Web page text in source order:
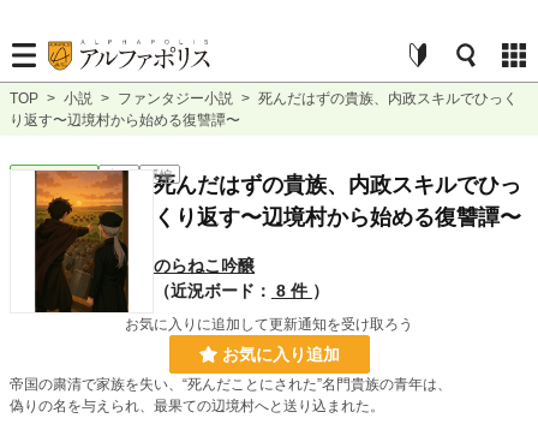
TOP > 小説 > ファンタジー小説 > 死んだはずの貴族、内政スキルでひっく
り返す〜辺境村から始める復讐譚〜
ファンタジー 完結 長編
死んだはずの貴族、内政スキルでひっ
くり返す〜辺境村から始める復讐譚〜
のらねこ吟醸
（近況ボード： 8 件 ）
お気に入りに追加して更新通知を受け取ろう
お気に入り追加
帝国の粛清で家族を失い、“死んだことにされた”名門貴族の青年は、
偽りの名を与えられ、最果ての辺境村へと送り込まれた。